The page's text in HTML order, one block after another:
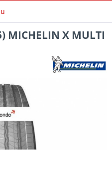
MICHELIN X MULTI